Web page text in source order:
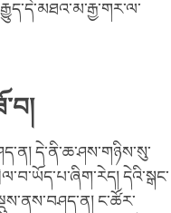
དེ་ནི་ཆ་ཤས་གཉིས་སུ་
དེའི་སྒང་
ང་ཚོར་